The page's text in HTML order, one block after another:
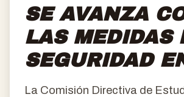
SE AVANZA
LAS MEDIDAS
SEGURIDAD
La Comisión Directiva de